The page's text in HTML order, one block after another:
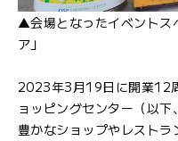
▲会場となったイベントス
ア」
2023年3月19日に開業12
ョッピングセンター（以
豊かなショップやレストラ